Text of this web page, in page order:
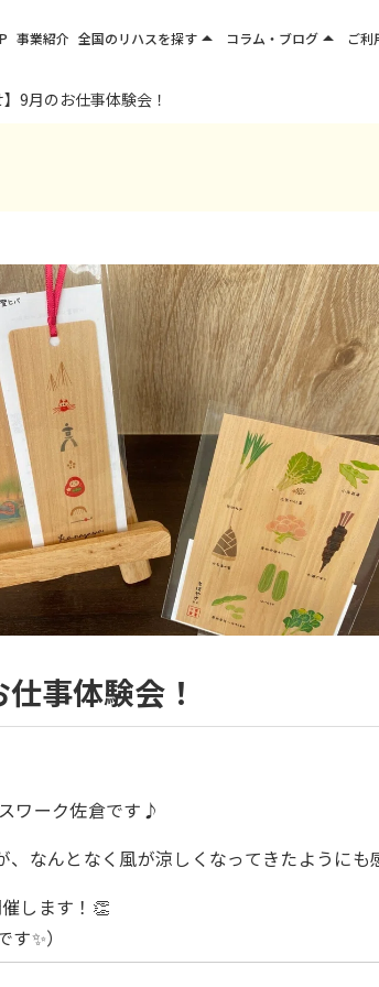
】9月のお仕事体験会！
事体験会！
ワーク佐倉です♪
、なんとなく風が涼しくなってきたように
します！👏
✨）
事業紹介 全国のリハスを探すarrow_drop_up
東北エリア
四国・九州エリア
コラム・ブログarrow_drop_up ご利